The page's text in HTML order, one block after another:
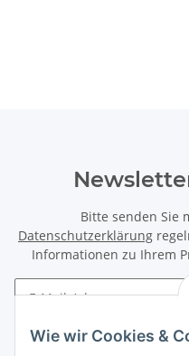
Wie wir Cookies &
Bitte senden Sie
Datenschutzerklärung
Informationen zu Ihrem
Newsletter Abonnieren